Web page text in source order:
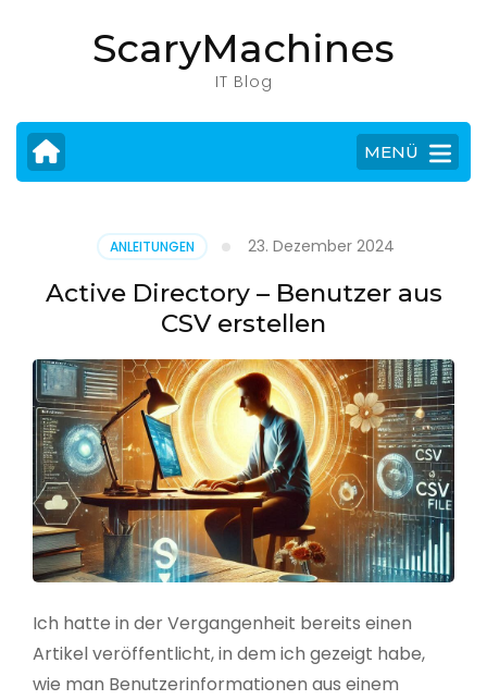
drücken)
ScaryMachines
IT Blog
MENÜ
ANLEITUNGEN 23. Dezember 2024
Active Directory – Benutzer aus
CSV erstellen
Ich hatte in der Vergangenheit bereits einen
Artikel veröffentlicht, in dem ich gezeigt habe,
wie man Benutzerinformationen aus einem